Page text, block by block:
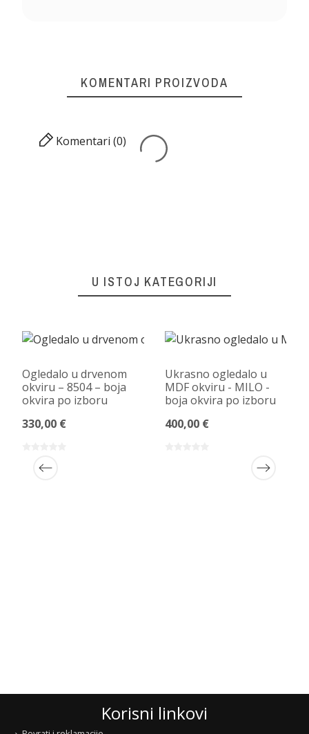
KOMENTARI PROIZVODA
Komentari (0)
U ISTOJ KATEGORIJI
Ogledalo u drvenom
okviru – 8504 – boja
okvira po izboru
330,00 €
Ukrasno ogledalo u
MDF okviru - MILO -
boja okvira po izboru
400,00 €
Korisni linkovi